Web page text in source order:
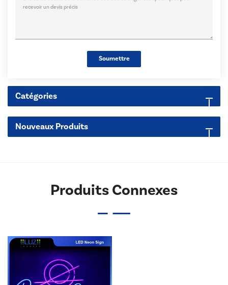
Soumettre
Catégories
Nouveaux Produits
Produits Connexes